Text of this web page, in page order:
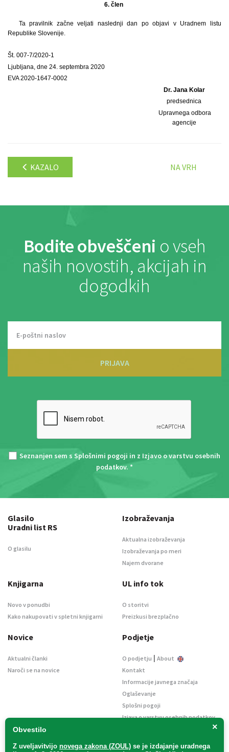
6. člen
Ta pravilnik začne veljati naslednji dan po objavi v Uradnem listu
Republike Slovenije.
Št. 007-7/2020-1
Ljubljana, dne 24. septembra 2020
EVA 2020-1647-0002
Dr. Jana Kolar
predsednica
Upravnega odbora
agencije
KAZALO NA VRH
Bodite obveščeni o vseh
naših novostih, akcijah in
dogodkih
PRIJAVA
Seznanjen sem s Splošnimi pogoji in z Izjavo o varstvu osebnih
podatkov. *
×
Obvestilo
Z uveljavitvijo novega zakona (ZOUL) se je izdajanje uradnega
Glasilo
Uradni list RS
O glasilu
Izobraževanja
Aktualna izobraževanja
Izobraževanja po meri
Najem dvorane
Knjigarna
Novo v ponudbi
Kako nakupovati v spletni knjigarni
UL info tok
O storitvi
Preizkusi brezplačno
Novice
Aktualni članki
Naroči se na novice
Podjetje
O podjetju | About
Kontakt
Informacije javnega značaja
Oglaševanje
Splošni pogoji
Izjava o varstvu osebnih podatkov